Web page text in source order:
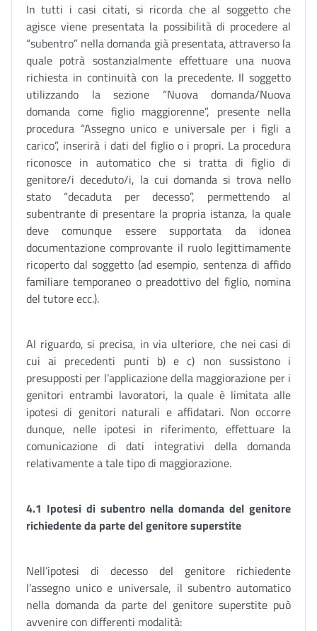
In tutti i casi citati, si ricorda che al soggetto che
agisce viene presentata la possibilità di procedere al
“subentro” nella domanda già presentata, attraverso la
quale potrà sostanzialmente effettuare una nuova
richiesta in continuità con la precedente. Il soggetto
utilizzando la sezione “Nuova domanda/Nuova
domanda come figlio maggiorenne”, presente nella
procedura “Assegno unico e universale per i figli a
carico”, inserirà i dati del figlio o i propri. La procedura
riconosce in automatico che si tratta di figlio di
genitore/i deceduto/i, la cui domanda si trova nello
stato “decaduta per decesso”, permettendo al
subentrante di presentare la propria istanza, la quale
deve comunque essere supportata da idonea
documentazione comprovante il ruolo legittimamente
ricoperto dal soggetto (ad esempio, sentenza di affido
familiare temporaneo o preadottivo del figlio, nomina
del tutore ecc.).
Al riguardo, si precisa, in via ulteriore, che nei casi di
cui ai precedenti punti b) e c) non sussistono i
presupposti per l’applicazione della maggiorazione per i
genitori entrambi lavoratori, la quale è limitata alle
ipotesi di genitori naturali e affidatari. Non occorre
dunque, nelle ipotesi in riferimento, effettuare la
comunicazione di dati integrativi della domanda
relativamente a tale tipo di maggiorazione.
4.1 Ipotesi di subentro nella domanda del genitore
richiedente da parte del genitore superstite
Nell’ipotesi di decesso del genitore richiedente
l’assegno unico e universale, il subentro automatico
nella domanda da parte del genitore superstite può
avvenire con differenti modalità: